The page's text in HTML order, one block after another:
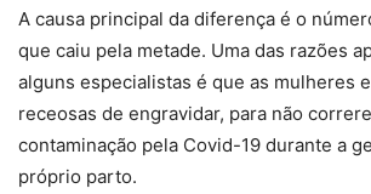
A causa principal da diferença é o
que caiu pela metade. Uma das razões
alguns especialistas é que as mulheres
receosas de engravidar, para não
contaminação pela Covid-19 durante a
próprio parto.